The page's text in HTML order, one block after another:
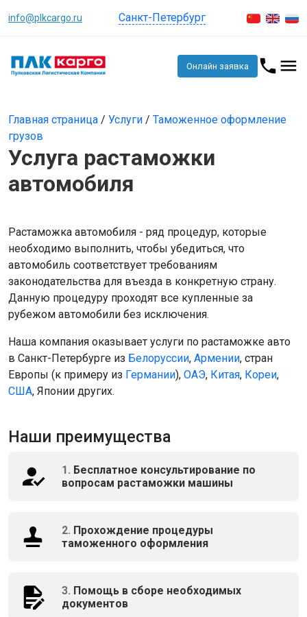
info@plkcargo.ru Санкт-Петербург
Онлайн заявка
Главная страница / Услуги / Таможенное оформление
грузов
Услуга растаможки
автомобиля
Растаможка автомобиля - ряд процедур, которые
необходимо выполнить, чтобы убедиться, что
автомобиль соответствует требованиям
законодательства для въезда в конкретную страну.
Данную процедуру проходят все купленные за
рубежом автомобили без исключения.
Наша компания оказывает услуги по растаможке авто
в Санкт-Петербурге из Белоруссии, Армении, стран
Европы (к примеру из Германии), ОАЭ, Китая, Кореи,
США, Японии других.
Наши преимущества
1. Бесплатное консультирование по
вопросам растаможки машины
2. Прохождение процедуры
таможенного оформления
3. Помощь в сборе необходимых
документов